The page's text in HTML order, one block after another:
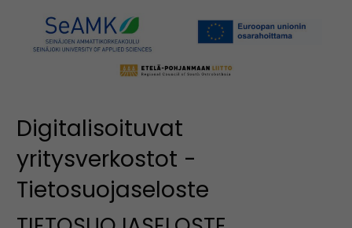
Digitalisoituvat
yritysverkostot -
Tietosuojaseloste